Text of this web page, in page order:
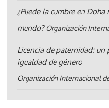
¿Puede la cumbre en
mundo? Organización
Licencia de paternidad: un
igualdad de género
Organización Internacional